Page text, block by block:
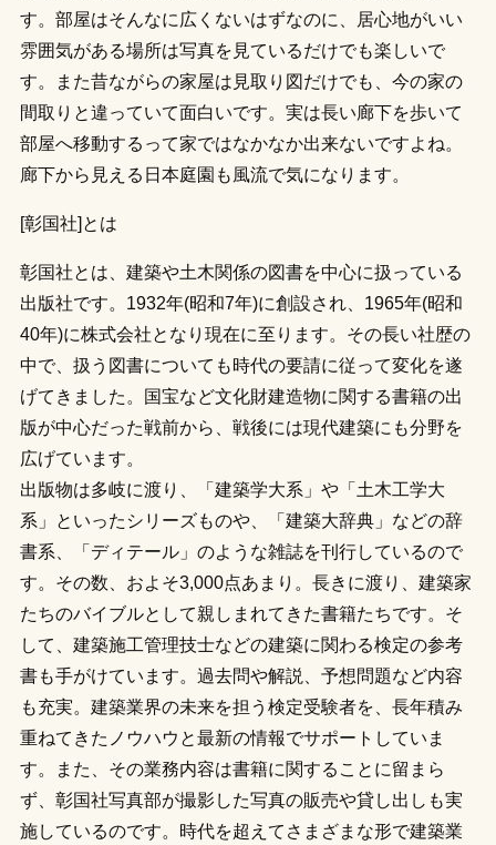
す。部屋はそんなに広くないはずなのに、居心地がいい
雰囲気がある場所は写真を見ているだけでも楽しいで
す。また昔ながらの家屋は見取り図だけでも、今の家の
間取りと違っていて面白いです。実は長い廊下を歩いて
部屋へ移動するって家ではなかなか出来ないですよね。
廊下から見える日本庭園も風流で気になります。
[彰国社]とは
彰国社とは、建築や土木関係の図書を中心に扱っている
出版社です。1932年(昭和7年)に創設され、1965年(昭和
40年)に株式会社となり現在に至ります。その長い社歴の
中で、扱う図書についても時代の要請に従って変化を遂
げてきました。国宝など文化財建造物に関する書籍の出
版が中心だった戦前から、戦後には現代建築にも分野を
広げています。
出版物は多岐に渡り、「建築学大系」や「土木工学大
系」といったシリーズものや、「建築大辞典」などの辞
書系、「ディテール」のような雑誌を刊行しているので
す。その数、およそ3,000点あまり。長きに渡り、建築家
たちのバイブルとして親しまれてきた書籍たちです。そ
して、建築施工管理技士などの建築に関わる検定の参考
書も手がけています。過去問や解説、予想問題など内容
も充実。建築業界の未来を担う検定受験者を、長年積み
重ねてきたノウハウと最新の情報でサポートしていま
す。また、その業務内容は書籍に関することに留まら
ず、彰国社写真部が撮影した写真の販売や貸し出しも実
施しているのです。時代を超えてさまざまな形で建築業